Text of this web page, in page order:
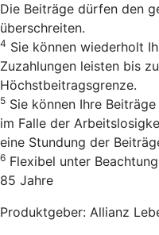
Die Beiträge dürfen den
überschreiten.
4 Sie können wiederholt
Zuzahlungen leisten bis
Höchstbeitragsgrenze.
5 Sie können Ihre
im Falle der
eine Stundung der
6 Flexibel unter
85 Jahre
Produktgeber: Allianz